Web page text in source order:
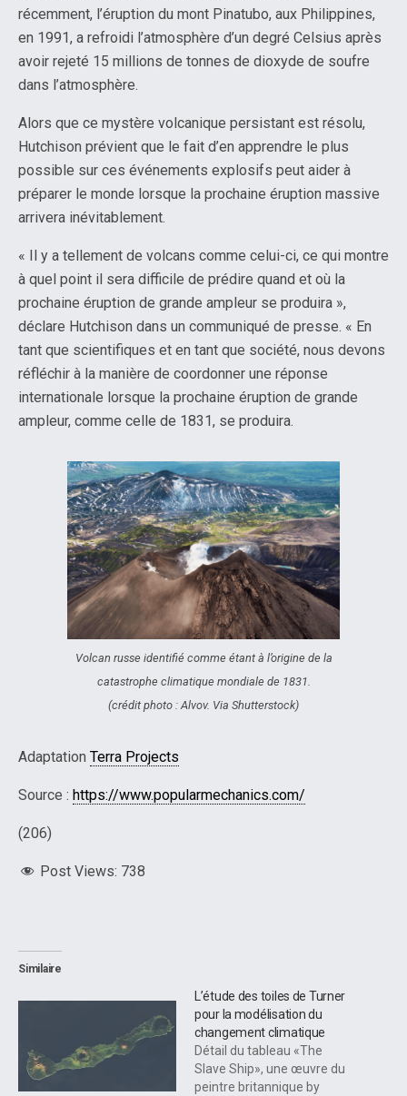
récemment, l’éruption du mont Pinatubo, aux Philippines,
en 1991, a refroidi l’atmosphère d’un degré Celsius après
avoir rejeté 15 millions de tonnes de dioxyde de soufre
dans l’atmosphère.
Alors que ce mystère volcanique persistant est résolu,
Hutchison prévient que le fait d’en apprendre le plus
possible sur ces événements explosifs peut aider à
préparer le monde lorsque la prochaine éruption massive
arrivera inévitablement.
« Il y a tellement de volcans comme celui-ci, ce qui montre
à quel point il sera difficile de prédire quand et où la
prochaine éruption de grande ampleur se produira »,
déclare Hutchison dans un communiqué de presse. « En
tant que scientifiques et en tant que société, nous devons
réfléchir à la manière de coordonner une réponse
internationale lorsque la prochaine éruption de grande
ampleur, comme celle de 1831, se produira.
Volcan russe identifié comme étant à l’origine de la
catastrophe climatique mondiale de 1831.
(crédit photo : Alvov. Via Shutterstock)
Adaptation Terra Projects
Source : https://www.popularmechanics.com/
(206)
Post Views: 738
Similaire
L’étude des toiles de Turner
pour la modélisation du
changement climatique
Détail du tableau «The
Slave Ship», une œuvre du
peintre britannique by